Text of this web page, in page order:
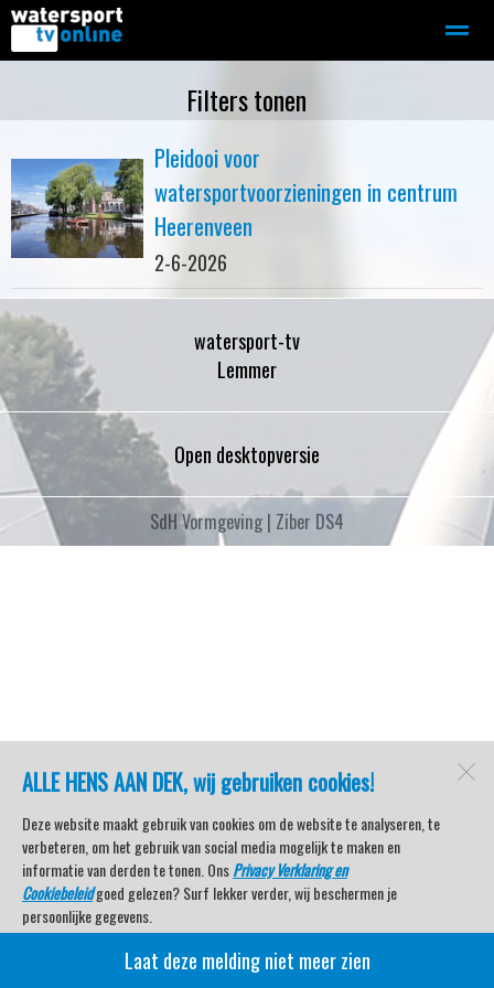
Motorboot-sloep Adverteren
Home
ALLE HENS AAN DEK, wij gebruiken cookies!
Deze website maakt gebruik van cookies om de website te analyseren, te
verbeteren, om het gebruik van social media mogelijk te maken en
informatie van derden te tonen. OnsPrivacy Verklaring en
Cookiebeleidgoed gelezen? Surf lekker verder, wij beschermen je
persoonlijke gegevens.
Veel kijkplezier met Watersport TV Beleving & Nieuws!
Laat deze melding niet meer zien
Filters tonen
Pleidooi voor
watersportvoorzieningen in centrum
Heerenveen
2-6-2026
watersport-tv
Lemmer
Open desktopversie
SdH Vormgeving | Ziber DS4